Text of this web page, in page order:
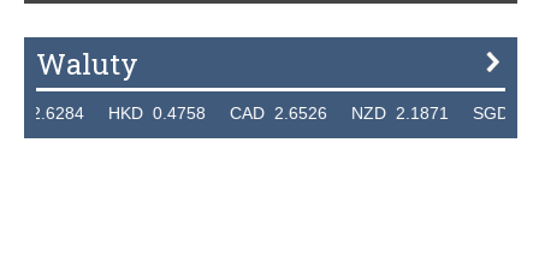
Waluty
HKD 0.4758 CAD 2.6526 NZD 2.1871 SGD